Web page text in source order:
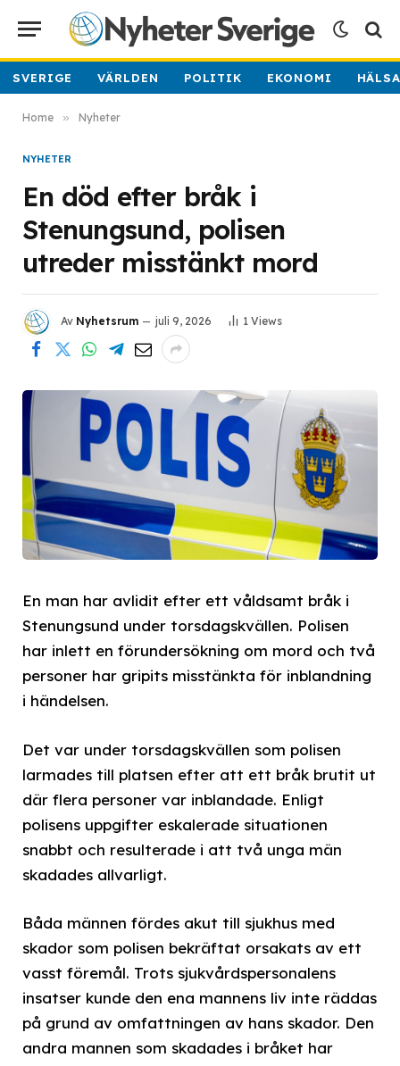
SVERIGE VÄRLDEN POLITIK EKONOMI
Home » Nyheter
NYHETER
En död efter bråk i
Stenungsund, polisen
utreder misstänkt mord
Av Nyhetsrum juli 9, 2026 1 Views
En man har avlidit efter ett våldsamt bråk i
Stenungsund under torsdagskvällen. Polisen
har inlett en förundersökning om mord och två
personer har gripits misstänkta för inblandning
i händelsen.
Det var under torsdagskvällen som polisen
larmades till platsen efter att ett bråk brutit ut
där flera personer var inblandade. Enligt
polisens uppgifter eskalerade situationen
snabbt och resulterade i att två unga män
skadades allvarligt.
Båda männen fördes akut till sjukhus med
skador som polisen bekräftat orsakats av ett
vasst föremål. Trots sjukvårdspersonalens
insatser kunde den ena mannens liv inte räddas
på grund av omfattningen av hans skador. Den
andra mannen som skadades i bråket har